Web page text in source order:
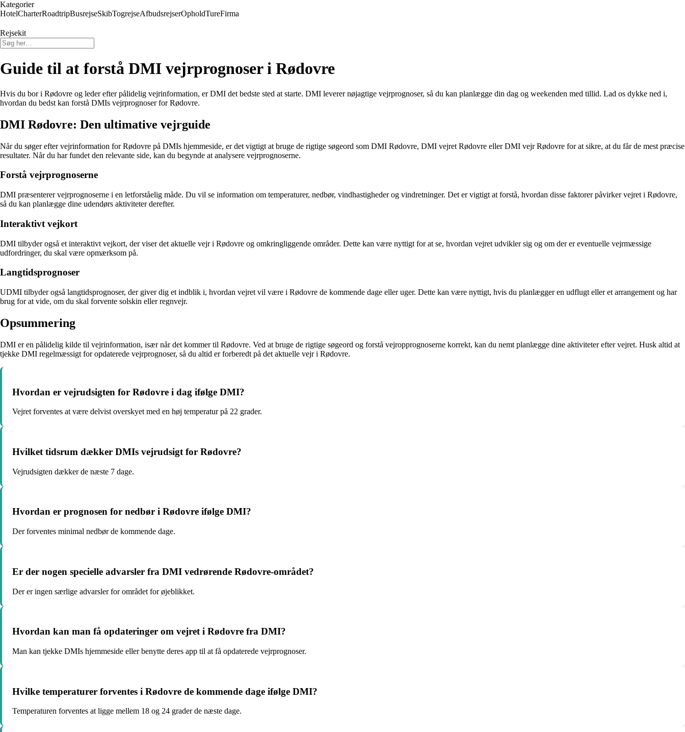
Kategorier
HotelCharterRoadtripBusrejseSkibTogrejseAfbudsrejserOpholdTureFirma
Rejsekit
Guide til at forstå DMI vejrprognoser i Rødovre
Hvis du bor i Rødovre og leder efter pålidelig vejrinformation, er DMI det bedste sted at starte. DMI leverer nøjagtige vejrprognoser, så du kan planlægge din dag og weekenden med tillid. Lad os dykke ned i,
hvordan du bedst kan forstå DMIs vejrprognoser for Rødovre.
DMI Rødovre: Den ultimative vejrguide
Når du søger efter vejrinformation for Rødovre på DMIs hjemmeside, er det vigtigt at bruge de rigtige søgeord som DMI Rødovre, DMI vejret Rødovre eller DMI vejr Rødovre for at sikre, at du får de mest præcise
resultater. Når du har fundet den relevante side, kan du begynde at analysere vejrprognoserne.
Forstå vejrprognoserne
DMI præsenterer vejrprognoserne i en letforståelig måde. Du vil se information om temperaturer, nedbør, vindhastigheder og vindretninger. Det er vigtigt at forstå, hvordan disse faktorer påvirker vejret i Rødovre,
så du kan planlægge dine udendørs aktiviteter derefter.
Interaktivt vejkort
DMI tilbyder også et interaktivt vejkort, der viser det aktuelle vejr i Rødovre og omkringliggende områder. Dette kan være nyttigt for at se, hvordan vejret udvikler sig og om der er eventuelle vejrmæssige
udfordringer, du skal være opmærksom på.
Langtidsprognoser
UDMI tilbyder også langtidsprognoser, der giver dig et indblik i, hvordan vejret vil være i Rødovre de kommende dage eller uger. Dette kan være nyttigt, hvis du planlægger en udflugt eller et arrangement og har
brug for at vide, om du skal forvente solskin eller regnvejr.
Opsummering
DMI er en pålidelig kilde til vejrinformation, især når det kommer til Rødovre. Ved at bruge de rigtige søgeord og forstå vejropprognoserne korrekt, kan du nemt planlægge dine aktiviteter efter vejret. Husk altid at
tjekke DMI regelmæssigt for opdaterede vejrprognoser, så du altid er forberedt på det aktuelle vejr i Rødovre.
Hvordan er vejrudsigten for Rødovre i dag ifølge DMI?
Vejret forventes at være delvist overskyet med en høj temperatur på 22 grader.
Hvilket tidsrum dækker DMIs vejrudsigt for Rødovre?
Vejrudsigten dækker de næste 7 dage.
Hvordan er prognosen for nedbør i Rødovre ifølge DMI?
Der forventes minimal nedbør de kommende dage.
Er der nogen specielle advarsler fra DMI vedrørende Rødovre-området?
Der er ingen særlige advarsler for området for øjeblikket.
Hvordan kan man få opdateringer om vejret i Rødovre fra DMI?
Man kan tjekke DMIs hjemmeside eller benytte deres app til at få opdaterede vejrprognoser.
Hvilke temperaturer forventes i Rødovre de kommende dage ifølge DMI?
Temperaturen forventes at ligge mellem 18 og 24 grader de næste dage.